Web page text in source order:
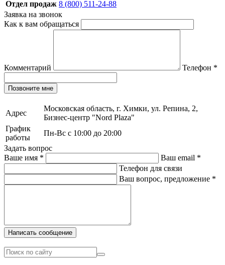
Отдел продаж 8 (800) 511-24-88
Заявка на звонок
Как к вам обращаться
Комментарий Телефон *
Позвоните мне
Адрес
Московская область, г. Химки, ул. Репина, 2,
Бизнес-центр "Nord Plaza"
График
работы
Пн-Вс с 10:00 до 20:00
Задать вопрос
Ваше имя * Ваш email *
Телефон для связи
Ваш вопрос, предложение *
Написать сообщение